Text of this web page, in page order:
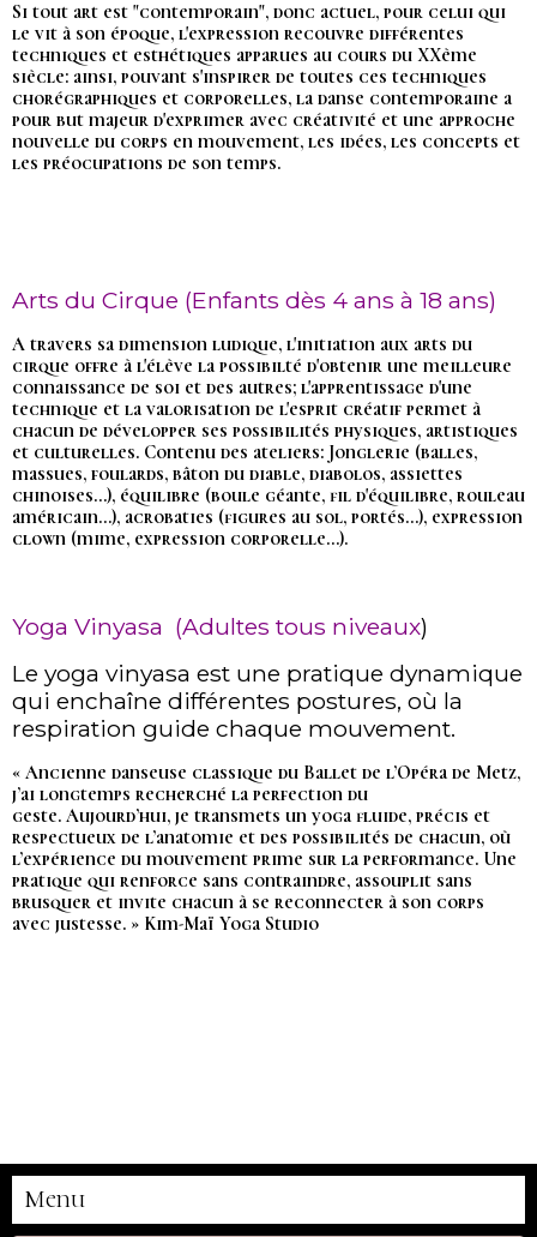
Si tout art est "contemporain", donc actuel, pour celui qui
le vit à son époque, l'expression recouvre différentes
techniques et esthétiques apparues au cours du XXème
siècle: ainsi, pouvant s'inspirer de toutes ces techniques
chorégraphiques et corporelles, la danse contemporaine a
pour but majeur d'exprimer avec créativité et une approche
nouvelle du corps en mouvement, les idées, les concepts et
les préocupations de son temps.
Arts du Cirque (Enfants dès 4 ans à 18 ans)
A travers sa dimension ludique, l'initiation aux arts du
cirque offre à l'élève la possibilté d'obtenir une meilleure
connaissance de soi et des autres; l'apprentissage d'une
technique et la valorisation de l'esprit créatif permet à
chacun de développer ses possibilités physiques, artistiques
et culturelles. Contenu des ateliers: Jonglerie (balles,
massues, foulards, bâton du diable, diabolos, assiettes
chinoises...), équilibre (boule géante, fil d'équilibre, rouleau
américain...), acrobaties (figures au sol, portés...), expression
clown (mime, expression corporelle...).
Yoga Vinyasa (Adultes tous niveaux)
Le yoga vinyasa est une pratique dynamique
qui enchaîne différentes postures, où la
respiration guide chaque mouvement.
« Ancienne danseuse classique du Ballet de l’Opéra de Metz,
j’ai longtemps recherché la perfection du
geste. Aujourd’hui, je transmets un yoga fluide, précis et
respectueux de l’anatomie et des possibilités de chacun, où
l’expérience du mouvement prime sur la performance. Une
pratique qui renforce sans contraindre, assouplit sans
brusquer et invite chacun à se reconnecter à son corps
avec justesse. » Kim-Maï Yoga Studio
Menu